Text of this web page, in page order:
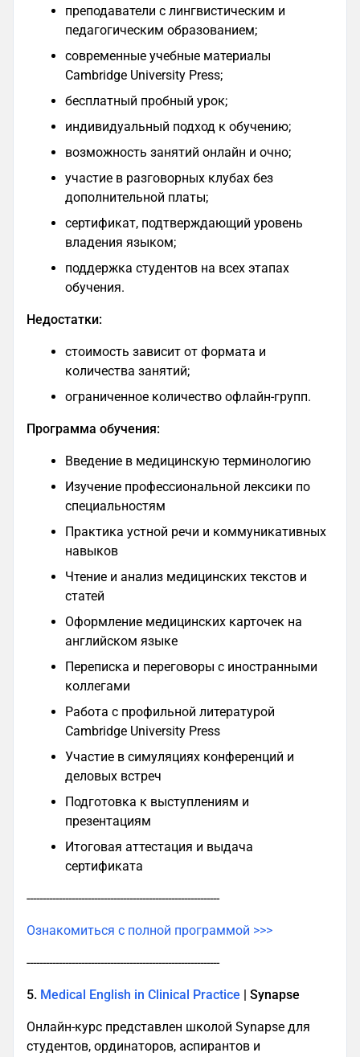
преподаватели с лингвистическим и
педагогическим образованием;
современные учебные материалы
Cambridge University Press;
бесплатный пробный урок;
индивидуальный подход к обучению;
возможность занятий онлайн и очно;
участие в разговорных клубах без
дополнительной платы;
сертификат, подтверждающий уровень
владения языком;
поддержка студентов на всех этапах
обучения.
Недостатки:
стоимость зависит от формата и
количества занятий;
ограниченное количество офлайн-групп.
Программа обучения:
Введение в медицинскую терминологию
Изучение профессиональной лексики по
специальностям
Практика устной речи и коммуникативных
навыков
Чтение и анализ медицинских текстов и
статей
Оформление медицинских карточек на
английском языке
Переписка и переговоры с иностранными
коллегами
Работа с профильной литературой
Cambridge University Press
Участие в симуляциях конференций и
деловых встреч
Подготовка к выступлениям и
презентациям
Итоговая аттестация и выдача
сертификата
------------------------------------------------------------
Ознакомиться с полной программой >>>
------------------------------------------------------------
5. Medical English in Clinical Practice | Synapse
Онлайн-курс представлен школой Synapse для
студентов, ординаторов, аспирантов и